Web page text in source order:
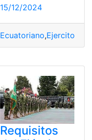
15/12/2024
Ecuatoriano,Ejercito
Requisitos